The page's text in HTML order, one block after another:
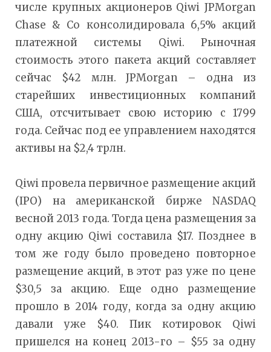
числе крупных акционеров Qiwi JPMorgan
Chase & Co консолидировала 6,5% акций
платежной системы Qiwi. Рыночная
стоимость этого пакета акций составляет
сейчас $42 млн. JPMorgan – одна из
старейших инвестиционных компаний
США, отсчитывает свою историю с 1799
года. Сейчас под ее управлением находятся
активы на $2,4 трлн.
Qiwi провела первичное размещение акций
(IPO) на американской бирже NASDAQ
весной 2013 года. Тогда цена размещения за
одну акцию Qiwi составила $17. Позднее в
том же году было проведено повторное
размещение акций, в этот раз уже по цене
$30,5 за акцию. Еще одно размещение
прошло в 2014 году, когда за одну акцию
давали уже $40. Пик котировок Qiwi
пришелся на конец 2013-го – $55 за одну